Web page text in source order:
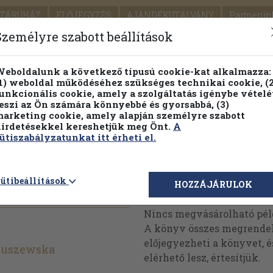
ELŐJEGYZÉS AJÁNDÉKUTALVÁNY
SEGÍTSÉG
PILLANATNYI ÁRAINK FENNTARTHATÓ
Részletes kereső Témaköri fa
Megvásárolható
Nincs megvásárolható
A könyv összes
előjegyezheti a könyvet,
elérhető lesz, értesítjük.
szabott beállítások
a következő típusú cookie-kat alkalmazza:
weboldal működéséhez szükséges technikai cookie,
cookie, amely a szolgáltatás igénybe
az Ön számára könnyebbé és gyorsabbá, (3)
cookie, amely alapján személyre szabott
kereshetjük meg Önt. A
itt érheti el.
HOZZÁJÁRULOK